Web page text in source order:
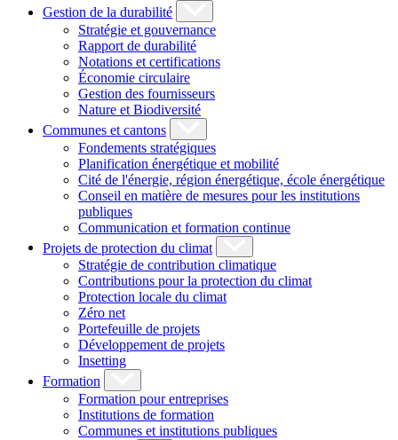
Gestion de la durabilité
Stratégie et gouvernance
Rapport de durabilité
Notations et certifications
Économie circulaire
Gestion des fournisseurs
Nature et Biodiversité
Communes et cantons
Fondements stratégiques
Planification énergétique et mobilité
Cité de l'énergie, région énergétique, école énergétique
Conseil en matière de mesures pour les institutions
publiques
Communication et formation continue
Projets de protection du climat
Stratégie de contribution climatique
Contributions pour la protection du climat
Protection locale du climat
Zéro net
Portefeuille de projets
Développement de projets
Insetting
Formation
Formation pour entreprises
Institutions de formation
Communes et institutions publiques